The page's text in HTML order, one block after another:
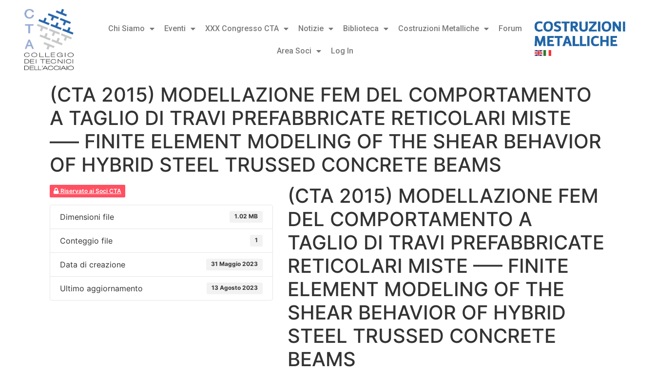
Chi Siamo Eventi XXX Congresso CTA Notizie Biblioteca Costruzioni Metalliche Forum
Area Soci Log In
(CTA 2015) MODELLAZIONE FEM DEL COMPORTAMENTO
A TAGLIO DI TRAVI PREFABBRICATE RETICOLARI MISTE
—– FINITE ELEMENT MODELING OF THE SHEAR BEHAVIOR
OF HYBRID STEEL TRUSSED CONCRETE BEAMS
Riservato ai Soci CTA
Dimensioni file 1.02 MB
Conteggio file 1
Data di creazione 31 Maggio 2023
Ultimo aggiornamento 13 Agosto 2023
(CTA 2015) MODELLAZIONE FEM
DEL COMPORTAMENTO A
TAGLIO DI TRAVI PREFABBRICATE
RETICOLARI MISTE —– FINITE
ELEMENT MODELING OF THE
SHEAR BEHAVIOR OF HYBRID
STEEL TRUSSED CONCRETE
BEAMS